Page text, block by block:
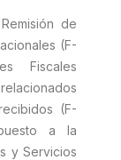
de
(F-
Fiscales
(F-
a la
y Servicios